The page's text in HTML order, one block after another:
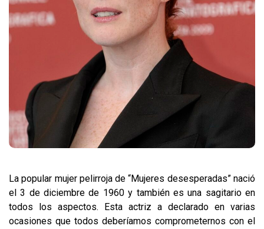
La popular mujer pelirroja de “Mujeres desesperadas” nació
el 3 de diciembre de 1960 y también es una sagitario en
todos los aspectos. Esta actriz a declarado en varias
ocasiones que todos deberíamos comprometernos con el